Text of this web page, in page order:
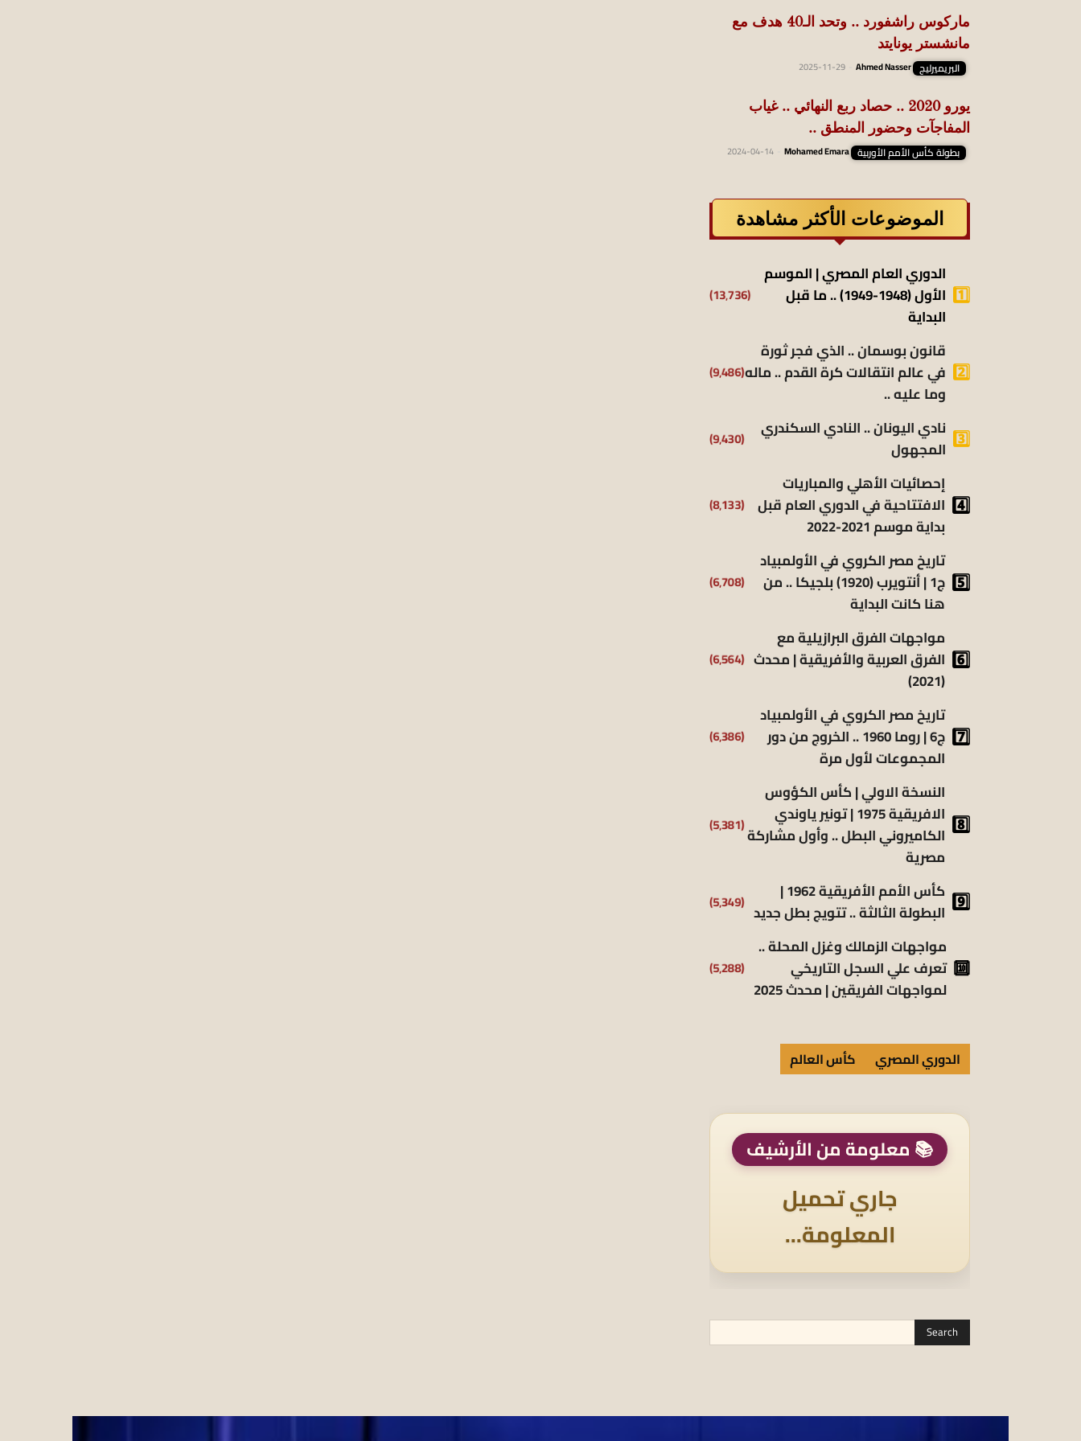
ماركوس راشفورد .. وتحد الـ40 هدف مع
مانشستر يونايتد
البريميرليج Ahmed Nasser
2025-11-29
يورو 2020 .. حصاد ربع النهائي .. غياب
المفاجآت وحضور المنطق ..
بطولة كأس الأمم الأوربية Mohamed Emara
2024-04-14
الموضوعات الأكثر مشاهدة
الدوري العام المصري | الموسم
الأول (1948-1949) .. ما قبل
البداية
(13٬736)
قانون بوسمان .. الذي فجر ثورة
في عالم انتقالات كرة القدم .. ماله
وما عليه ..
(9٬486)
نادي اليونان .. النادي السكندري
المجهول
(9٬430)
إحصائيات الأهلي والمباريات
الافتتاحية في الدوري العام قبل
بداية موسم 2021-2022
(8٬133)
تاريخ مصر الكروي في الأولمبياد
ج1 | أنتويرب (1920) بلجيكا .. من
هنا كانت البداية
(6٬708)
مواجهات الفرق البرازيلية مع
الفرق العربية والأفريقية | محدث
(2021)
(6٬564)
تاريخ مصر الكروي في الأولمبياد
ج6 | روما 1960 .. الخروج من دور
المجموعات لأول مرة
(6٬386)
النسخة الاولي | كأس الكؤوس
الافريقية 1975 | تونير ياوندي
الكاميروني البطل .. وأول مشاركة
مصرية
(5٬381)
كأس الأمم الأفريقية 1962 |
البطولة الثالثة .. تتويج بطل جديد (5٬349)
مواجهات الزمالك وغزل المحلة ..
تعرف علي السجل التاريخي
لمواجهات الفريقين | محدث 2025
(5٬288)
الدوري المصري كأس العالم
📚 معلومة من الأرشيف
جاري تحميل
المعلومة...